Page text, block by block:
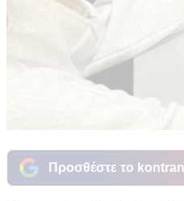
Προσθέστε το